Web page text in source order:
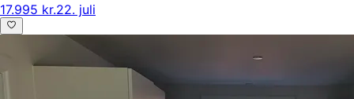
17.995 kr.22. juli